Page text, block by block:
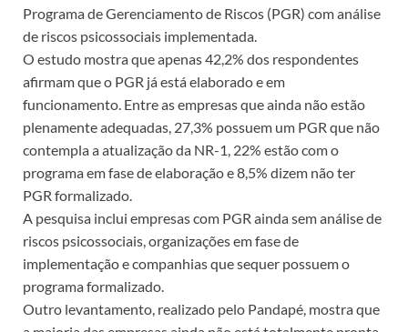
Programa de Gerenciamento de Riscos (PGR) com análise
de riscos psicossociais implementada.
O estudo mostra que apenas 42,2% dos respondentes
afirmam que o PGR já está elaborado e em
funcionamento. Entre as empresas que ainda não estão
plenamente adequadas, 27,3% possuem um PGR que não
contempla a atualização da NR-1, 22% estão com o
programa em fase de elaboração e 8,5% dizem não ter
PGR formalizado.
A pesquisa inclui empresas com PGR ainda sem análise de
riscos psicossociais, organizações em fase de
implementação e companhias que sequer possuem o
programa formalizado.
Outro levantamento, realizado pelo Pandapé, mostra que